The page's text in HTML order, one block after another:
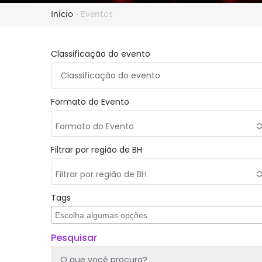
Trilha
navegação
Início - Eventos
Pesquisar
Classificação do evento
Formato do Evento
Formato do Evento
Filtrar por região de BH
Filtrar por região de BH
Tags